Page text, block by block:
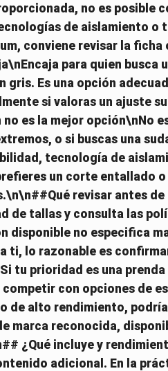
no es posible
de aislamiento o
conviene revisar la
para quien busca
gris. Es una opción
si valoras un ajuste
es la mejor opción\nNo
o si buscas una
tecnología de
un corte entallado
revisar antes
de tallas y consulta las
disponible no especifica
ti, lo razonable es
tu prioridad es una
con opciones de
de alto rendimiento,
marca reconocida,
¿Qué incluye y
adicional. En la